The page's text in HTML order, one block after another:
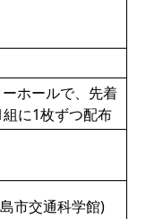
ホールで、先着
に1枚ずつ配布
市交通科学館)